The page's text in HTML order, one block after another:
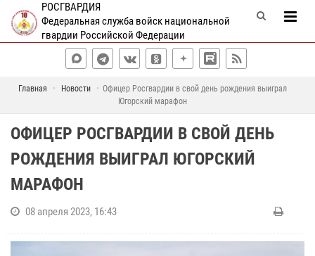
РОСГВАРДИЯ
Федеральная служба войск национальной
гвардии Российской Федерации
Главная Новости
Офицер Росгвардии в свой день рождения выиграл
Югорский марафон
ОФИЦЕР РОСГВАРДИИ В СВОЙ ДЕНЬ
РОЖДЕНИЯ ВЫИГРАЛ ЮГОРСКИЙ
МАРАФОН
08 апреля 2023, 16:43